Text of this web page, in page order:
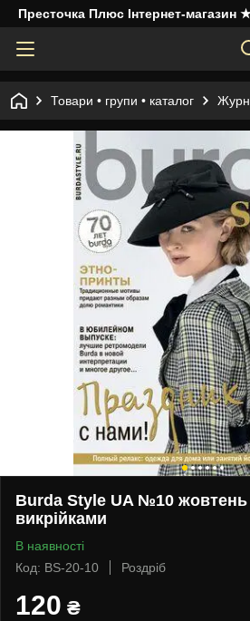
Престочка Плюс Інтернет-
Товари • групи • каталог
Burda Style UA №10 жовтень
викрійками
В наявності
Код: BS-20-10
Роздріб
120 ₴